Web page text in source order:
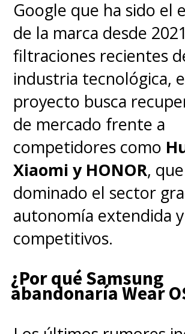
Google que ha sido el
de la marca desde
filtraciones recientes
industria tecnológica,
proyecto busca
de mercado frente a
competidores como
Xiaomi y HONOR,
dominado el sector
autonomía extendida
competitivos.
¿Por qué Samsung
abandonaría Wear